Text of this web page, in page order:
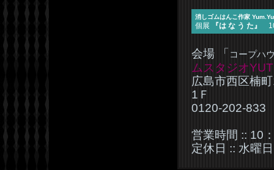
消しゴムはんこ作家
個展 『は な う た』
会場 「 コープハ
ムスタジオ
広島市西区楠
1Ｆ
0120-202-833
営業時間 :: 10
定休日 :: 水曜日